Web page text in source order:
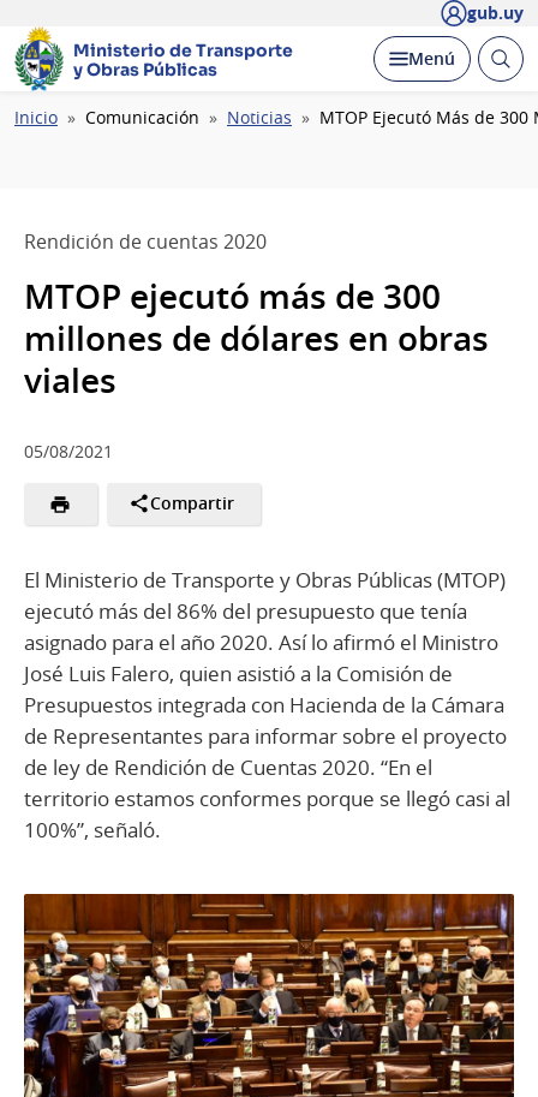
gub.uy
Ministerio de Transporte
y Obras Públicas
Desplegar
Menú Abrir
Ruta
Inicio Comunicación Noticias MTOP Ejecutó Más de
Rendición de cuentas 2020
MTOP ejecutó más de 300
millones de dólares en obras
viales
05/08/2021
Compartir
El Ministerio de Transporte y Obras Públicas (MTOP)
ejecutó más del 86% del presupuesto que tenía
asignado para el año 2020. Así lo afirmó el Ministro
José Luis Falero, quien asistió a la Comisión de
Presupuestos integrada con Hacienda de la Cámara
de Representantes para informar sobre el proyecto
de ley de Rendición de Cuentas 2020. “En el
territorio estamos conformes porque se llegó casi al
100%”, señaló.